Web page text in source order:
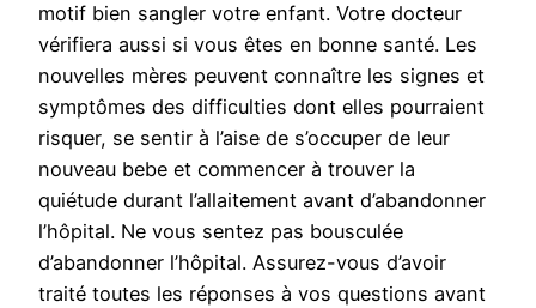
motif bien sangler votre enfant. Votre docteur
vérifiera aussi si vous êtes en bonne santé. Les
nouvelles mères peuvent connaître les signes et
symptômes des difficulties dont elles pourraient
risquer, se sentir à l’aise de s’occuper de leur
nouveau bebe et commencer à trouver la
quiétude durant l’allaitement avant d’abandonner
l’hôpital. Ne vous sentez pas bousculée
d’abandonner l’hôpital. Assurez-vous d’avoir
traité toutes les réponses à vos questions avant